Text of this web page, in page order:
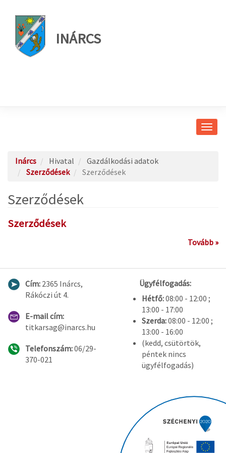
INÁRCS
Inárcs Hivatal
Gazdálkodási adatok
Szerződések
Szerződések
Szerződések
Szerződések
Tovább »
Cím: 2365 Inárcs,
Rákóczi út 4.
E-mail cím:
titkarsag@inarcs.hu
Telefonszám:06/29-
370-021
Ügyfélfogadás:
Hétfő:08:00 - 12:00 ;
13:00 - 17:00
Szerda:08:00 - 12:00 ;
13:00 - 16:00
(kedd, csütörtök,
péntek nincs
ügyfélfogadás)